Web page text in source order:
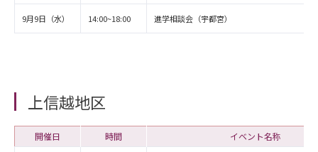
9月9日（水） 14:00~18:00 進学相談会（宇都宮）
上信越地区
開催日 時間 イベント名称